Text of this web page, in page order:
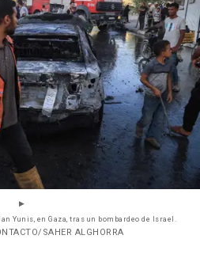
Yunis, en Gaza, tras un bombardeo de Israel.
SAHER ALGHORRA